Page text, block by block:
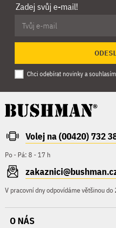
Zadej svůj e-mail!
Chci odebírat novinky a
Volej na (00420) 732
Po - Pá: 8 - 17 h
V pracovní dny odpovídáme většinou do
O NÁS